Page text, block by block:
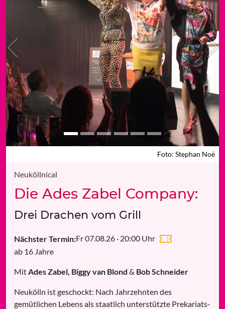
Foto: Stephan Noë
Previous
Neuköllnical
Die Ades Zabel Company:
Drei Drachen vom Grill
Nächster Termin:Fr 07.08.26 · 20:00 Uhr
ab 16 Jahre
MitAdes Zabel, Biggy van Blond & Bob Schneider
Neukölln ist geschockt: Nach Jahrzehnten des
gemütlichen Lebens als staatlich unterstützte Prekariats-